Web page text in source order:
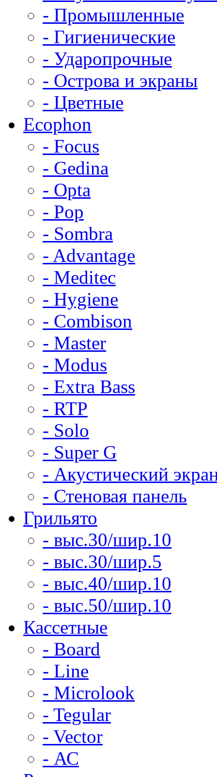
- Промышленные
- Гигиенические
- Ударопрочные
- Острова и экраны
- Цветные
Ecophon
- Focus
- Gedina
- Opta
- Pop
- Sombra
- Advantage
- Meditec
- Hygiene
- Combison
- Master
- Modus
- Extra Bass
- RTP
- Solo
- Super G
- Акустический
- Стеновая панель
Грильято
- выс.30/шир.10
- выс.30/шир.5
- выс.40/шир.10
- выс.50/шир.10
Кассетные
- Board
- Line
- Microlook
- Tegular
- Vector
- АС